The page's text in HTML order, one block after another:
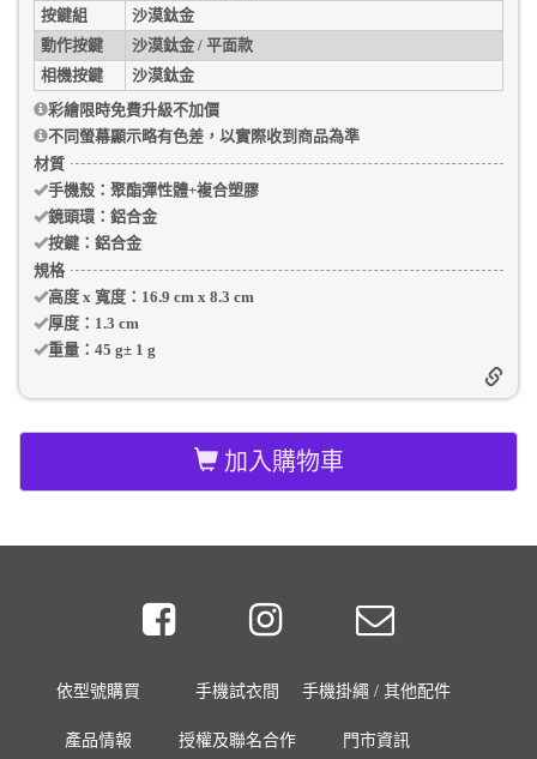
按鍵組
沙漠鈦金
動作按鍵
沙漠鈦金 / 平面款
相機按鍵
沙漠鈦金
彩繪限時免費升級不加價
不同螢幕顯示略有色差，以實際收到商品為準
材質
手機殼：聚酯彈性體+複合塑膠
鏡頭環： 鋁合金
按鍵： 鋁合金
規格
高度 x 寬度： 16.9 cm x 8.3 cm
厚度： 1.3 cm
重量： 45 g±1 g
加入購物車
依型號購買 手機試衣間 手機掛繩 / 其他配件
產品情報 授權及聯名合作 門市資訊